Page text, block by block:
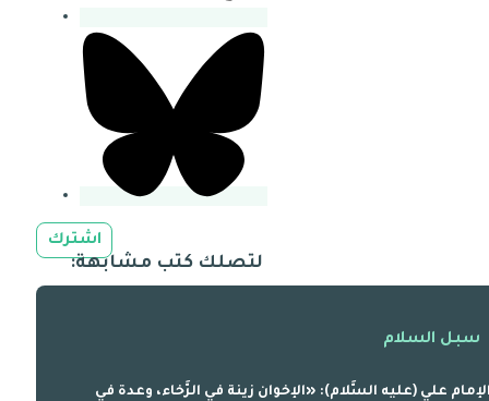
اشترك
لتصلك كتب مشابهة:
سبل السلام
علي (عليه السَّلام): «الإخوان زينة في الرَّخاء، وعدة في